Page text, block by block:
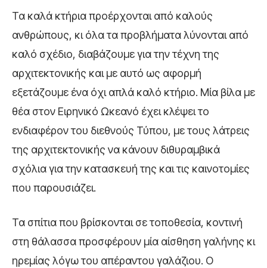
Τα καλά κτήρια προέρχονται από καλούς
ανθρώπους, κι όλα τα προβλήματα λύνονται από
καλό σχέδιο, διαβάζουμε για την τέχνη της
αρχιτεκτονικής και με αυτό ως αφορμή
εξετάζουμε ένα όχι απλά καλό κτήριο. Μία βίλα με
θέα στον Ειρηνικό Ωκεανό έχει κλέψει το
ενδιαφέρον του διεθνούς Τύπου, με τους λάτρεις
της αρχιτεκτονικής να κάνουν διθυραμβικά
σχόλια για την κατασκευή της και τις καινοτομίες
που παρουσιάζει.
Τα σπίτια που βρίσκονται σε τοποθεσία, κοντινή
στη θάλασσα προσφέρουν μία αίσθηση γαλήνης κι
ηρεμίας λόγω του απέραντου γαλάζιου. Ο